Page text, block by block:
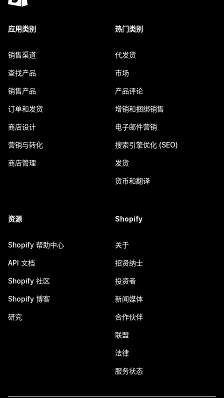
应用类别
销售渠道
查找产品
销售产品
订单和发货
商店设计
营销与转化
商店管理
热门类别
代发货
市场
产品评论
增销和捆绑销售
电子邮件营销
搜索引擎优化 (SEO)
发货
货币和翻译
资源
Shopify 帮助中心
API 文档
Shopify 社区
Shopify 博客
研究
Shopify
关于
招贤纳士
投资者
新闻媒体
合作伙伴
联盟
法律
服务状态